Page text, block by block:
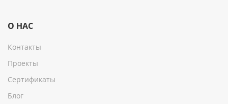
О НАС
Контакты
Проекты
Сертификаты
Блог